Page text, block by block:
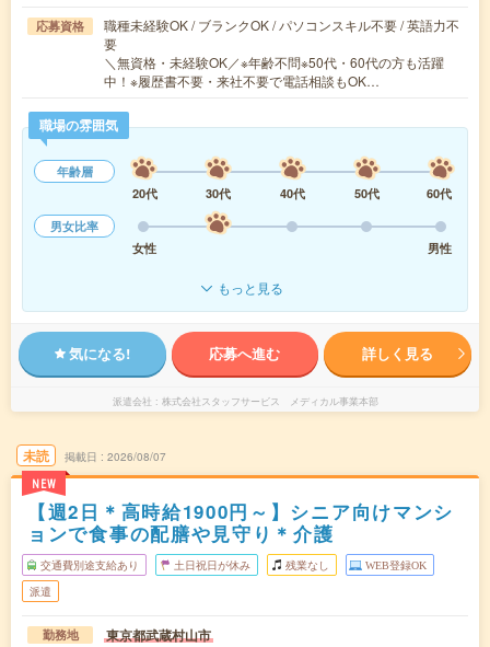
応募資格
職種未経験OK / ブランクOK / パソコンスキル不要 / 英語力不
要
＼無資格・未経験OK／※年齢不問※50代・60代の方も活躍
中！※履歴書不要・来社不要で電話相談もOK…
職場の雰囲気
年齢層
20代
30代 40代 50代
60代
男女比率
女性
男性
もっと見る
気になる! 応募へ進む 詳しく見る
派遣会社 株式会社スタッフサービス メディカル事業本部
未読
NEW
掲載日 2026/08/07
【週2日＊高時給1900円～】シニア向けマンシ
ョンで食事の配膳や見守り＊介護
交通費別途支給あり 土日祝日が休み 残業なし WEB登録OK
派遣
勤務地 東京都武蔵村山市